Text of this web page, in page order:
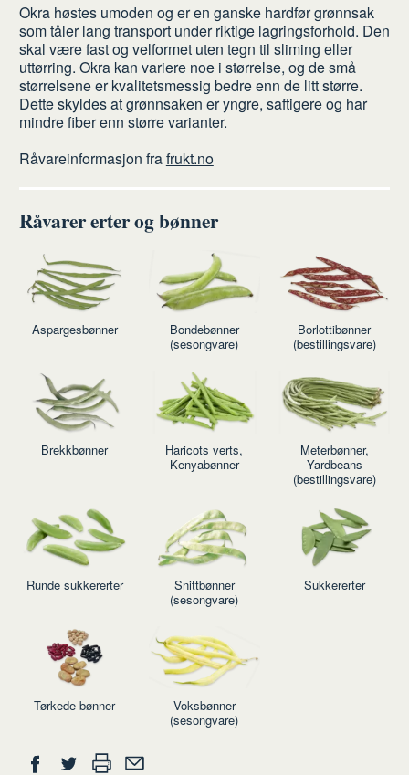
Okra høstes umoden og er en ganske hardfør grønnsak
som tåler lang transport under riktige lagringsforhold. Den
skal være fast og velformet uten tegn til sliming eller
uttørring. Okra kan variere noe i størrelse, og de små
størrelsene er kvalitetsmessig bedre enn de litt større.
Dette skyldes at grønnsaken er yngre, saftigere og har
mindre fiber enn større varianter.
Råvareinformasjon frafrukt.no
Råvarer erter og bønner
Aspargesbønner
Bondebønner
(sesongvare)
Borlottibønner
(bestillingsvare)
Brekkbønner
Haricots verts,
Kenyabønner
Meterbønner,
Yardbeans
(bestillingsvare)
Runde sukkererter
Snittbønner
(sesongvare)
Sukkererter
Tørkede bønner
Voksbønner
(sesongvare)
Del